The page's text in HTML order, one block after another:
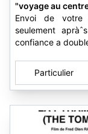
"voyage au
Envoi de votre
seulement
confiance a
Particulier